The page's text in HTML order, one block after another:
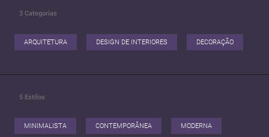
3 Categorias
ARQUITETURA DESIGN DE INTERIORES DECORAÇÃO
5 Estilos
MINIMALISTA CONTEMPORÂNEA MODERNA